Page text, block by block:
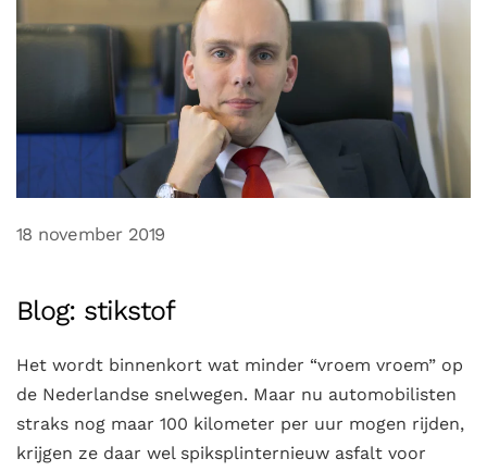
18 november 2019
Blog: stikstof
Het wordt binnenkort wat minder “vroem vroem” op
de Nederlandse snelwegen. Maar nu automobilisten
straks nog maar 100 kilometer per uur mogen rijden,
krijgen ze daar wel spiksplinternieuw asfalt voor